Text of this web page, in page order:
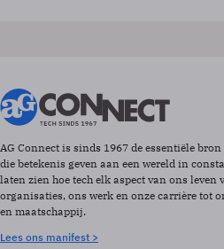
AG Connect is sinds 1967 de essentiële
die betekenis geven aan een wereld in
laten zien hoe tech elk aspect van ons leven
organisaties, ons werk en onze carrière tot
en maatschappij.
Lees ons manifest >